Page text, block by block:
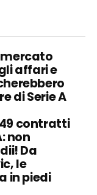
affari e
di Serie A
contratti
non
Da
le
in piedi